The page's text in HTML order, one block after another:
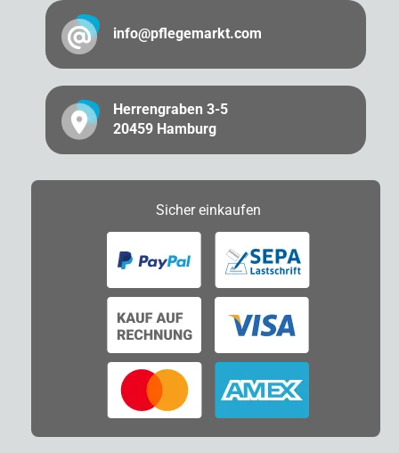
info@pflegemarkt.com
Herrengraben 3-5
20459 Hamburg
Sichereinkaufen